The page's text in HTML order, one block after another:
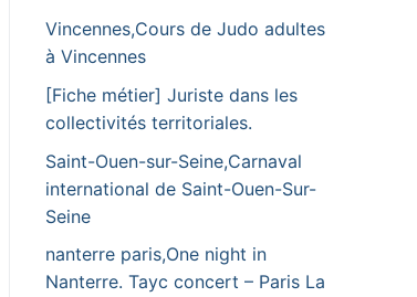
Vincennes,Cours de Judo adultes
à Vincennes
[Fiche métier] Juriste dans les
collectivités territoriales.
Saint-Ouen-sur-Seine,Carnaval
international de Saint-Ouen-Sur-
Seine
nanterre paris,One night in
Nanterre. Tayc concert – Paris La